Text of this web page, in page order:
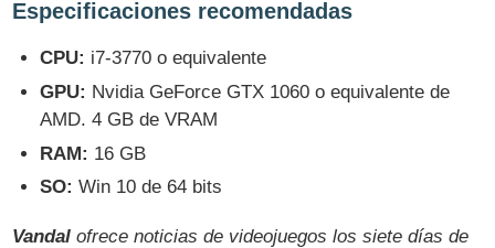
Especificaciones recomendadas
CPU: i7-3770 o equivalente
GPU: Nvidia GeForce GTX 1060 o equivalente de
AMD. 4 GB de VRAM
RAM: 16 GB
SO: Win 10 de 64 bits
Vandal ofrece noticias de videojuegos los siete días de